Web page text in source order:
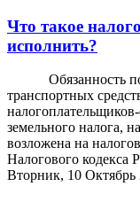
Что такое
исполнить?
Обязанность
транспортных
земельного налога,
возложена на
Налогового кодекса
Вторник, 10 Октябрь